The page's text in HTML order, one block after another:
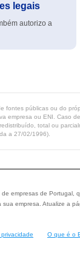
legais
autorizo a
públicas ou do
empresa ou ENI. Caso
total ou
a 27/02/1996).
empresas de
empresa. Atualize a
O que é o